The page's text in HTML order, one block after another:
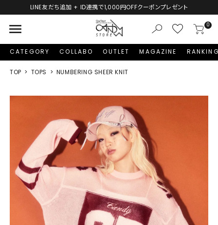
LINE友だち追加 + ID連携で1,000円OFFクーポンプレゼント
menu 0
CATEGORY COLLABO OUTLET MAGAZINE
TOP TOPS NUMBERING SHEER KNIT